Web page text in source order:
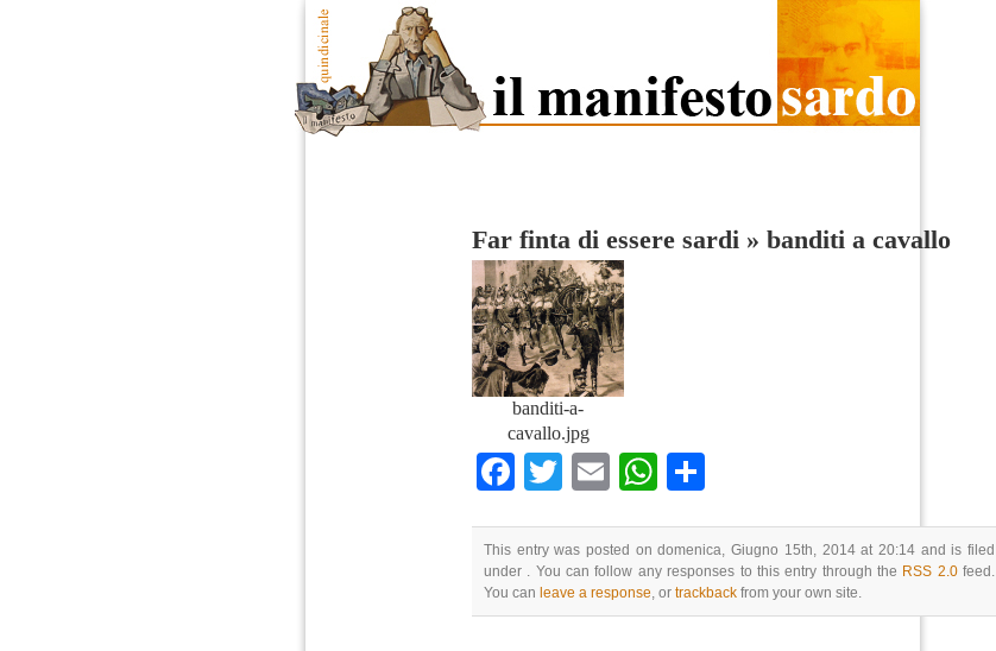
Far finta di essere sardi » banditi a cavallo
banditi-a-
cavallo.jpg
Facebook
TwitterEmailWhatsApp
This entry was posted on domenica, Giugno 15th, 2014 at 20:14 and is filed
under . You can follow any responses to this entry through the RSS 2.0feed.
You can leave a response, or trackback from your own site.